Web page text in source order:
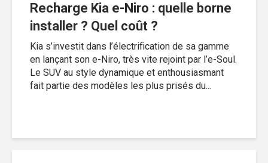
Recharge Kia e-Niro : quelle borne
installer ? Quel coût ?
Kia s’investit dans l’électrification de sa gamme
en lançant son e-Niro, très vite rejoint par l’e-Soul.
Le SUV au style dynamique et enthousiasmant
fait partie des modèles les plus prisés du...